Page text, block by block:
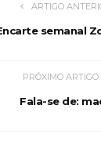
ARTIGO
semanal
PRÓXIMO ARTIGO
Fala-se de: